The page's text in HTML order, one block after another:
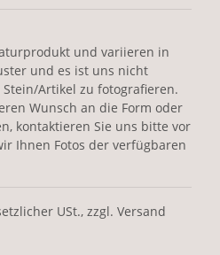
und variieren in
und es ist uns nicht
Artikel zu fotografieren.
Wunsch an die Form oder
kontaktieren Sie uns bitte vor
Ihnen Fotos der verfügbaren
USt., zzgl. Versand